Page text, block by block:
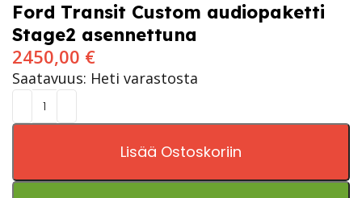
Ford Transit Custom audiopaketti
Stage2 asennettuna
2450,00 €
Saatavuus: Heti varastosta
Lisää Ostoskoriin